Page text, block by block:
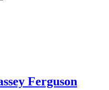
Ferguson